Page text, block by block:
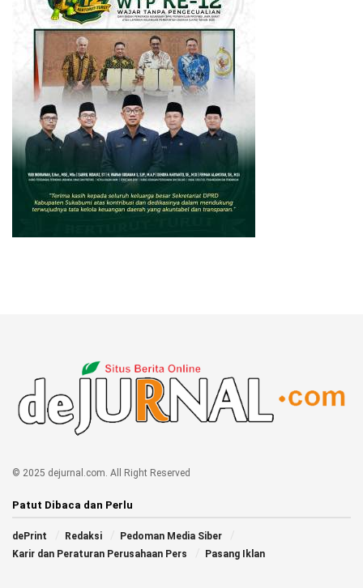
© 2025 dejurnal.com. All Right Reserved
Patut Dibaca dan Perlu
dePrint Redaksi
Pedoman Media Siber
Karir dan Peraturan Perusahaan Pers
Pasang Iklan